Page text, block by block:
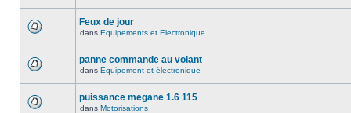
Feux de jour
dans Equipements et Electronique
panne commande au volant
dans Equipement et électronique
puissance megane 1.6 115
dans Motorisations